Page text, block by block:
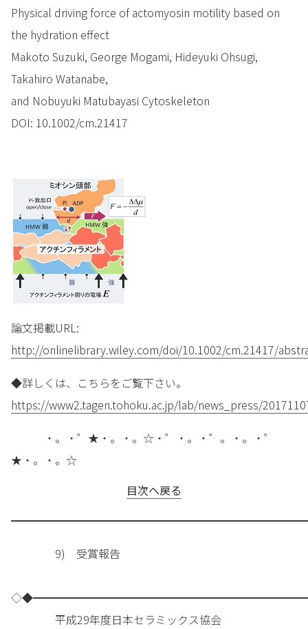
Physical driving force of actomyosin motility based on
the hydration effect
Makoto Suzuki, George Mogami, Hideyuki Ohsugi,
Takahiro Watanabe,
and Nobuyuki Matubayasi Cytoskeleton
DOI: 10.1002/cm.21417
論文掲載URL:
http://onlinelibrary.wiley.com/doi/10.1002/cm.21417/
◆詳しくは、こちらをご覧下さい。
https://www2.tagen.tohoku.ac.jp/lab/news_press/
・。・゜★・。・。☆・゜・。・゜。・。・゜
★・。・。☆
目次へ戻る
9) 受賞報告
平成29年度日本セラミックス協会